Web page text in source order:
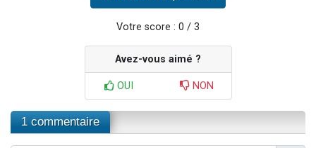
Votre score : 0 / 3
Avez-vous aimé ?
OUI NON
1 commentaire